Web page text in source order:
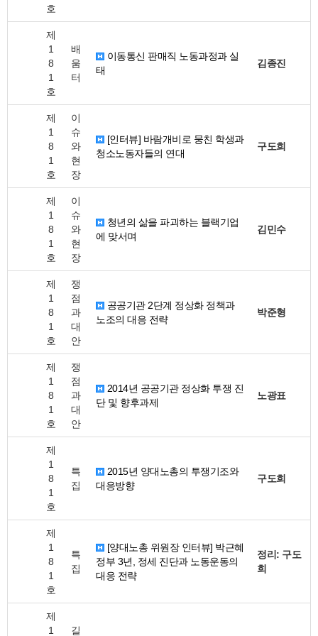
호
제
1
8
1
호
배
움
터
이동통신 판매직 노동과정과 실
태
김종진
제
1
8
1
호
이
슈
와
현
장
[인터뷰] 바람개비로 뭉친 학생과
청소노동자들의 연대
구도희
제
1
8
1
호
이
슈
와
현
장
청년의 삶을 파괴하는 블랙기업
에 맞서며
김민수
제
1
8
1
호
쟁
점
과
대
안
공공기관 2단계 정상화 정책과
노조의 대응 전략
박준형
제
1
8
1
호
쟁
점
과
대
안
2014년 공공기관 정상화 투쟁 진
단 및 향후과제
노광표
제
1
8
1
호
특
집
2015년 양대노총의 투쟁기조와
대응방향
구도희
제
1
8
1
호
특
집
[양대노총 위원장 인터뷰] 박근혜
정부 3년, 정세 진단과 노동운동의
대응 전략
정리: 구도
희
제
1
길